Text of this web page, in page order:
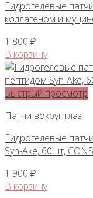
Гидрогелевые
коллагеном и
1 800 ₽
В корзину
Быстрый просмотр
Патчи вокруг глаз
Гидрогелевые
Syn-Ake, 60шт,
1 900 ₽
В корзину